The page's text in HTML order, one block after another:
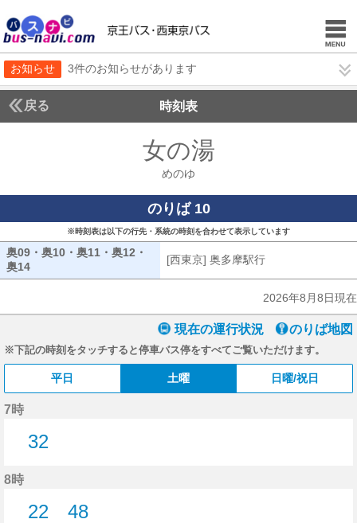
お知らせ 3件のお知らせがあります
戻る 時刻表
女の湯
めのゆ
のりば 10
※時刻表は以下の行先・系統の時刻を合わせて表示しています
奥09・奥10・奥11・奥12・
奥14 奥09・奥10・奥11・奥12・奥14
[西東京] 奥多摩駅行
2026年8月8日現在
現在の運行状況 のりば地図
※下記の時刻をタッチすると停車バス停をすべてご覧いただけます。
平日 土曜 日曜/祝日
7時
32
8時
22
48